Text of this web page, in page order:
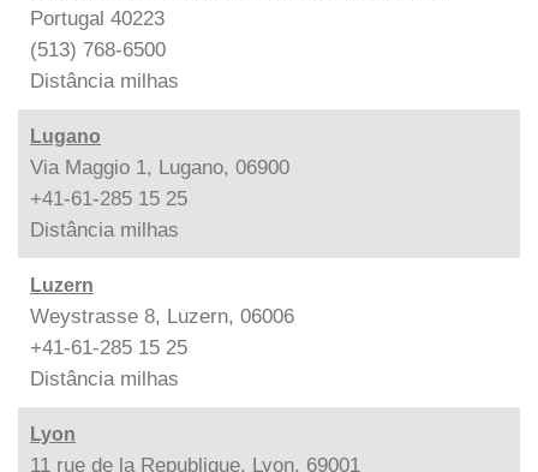
Portugal 40223
(513) 768-6500
Distância milhas
Lugano
Via Maggio 1, Lugano, 06900
+41-61-285 15 25
Distância milhas
Luzern
Weystrasse 8, Luzern, 06006
+41-61-285 15 25
Distância milhas
Lyon
11 rue de la Republique, Lyon, 69001